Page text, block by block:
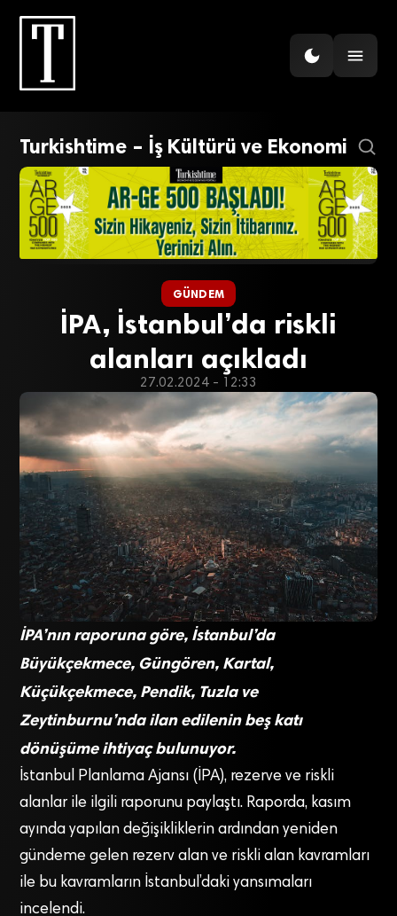
Turkishtime – İş Kültürü ve Ekonomi
GÜNDEM
İPA, İstanbul’da riskli
alanları açıkladı
27.02.2024 - 12:33
İPA’nın raporuna göre, İstanbul’da
Büyükçekmece, Güngören, Kartal,
Küçükçekmece, Pendik, Tuzla ve
Zeytinburnu’nda ilan edilenin beş katı
dönüşüme ihtiyaç bulunuyor.
İstanbul Planlama Ajansı (İPA), rezerve ve riskli
alanlar ile ilgili raporunu paylaştı. Raporda, kasım
ayında yapılan değişikliklerin ardından yeniden
gündeme gelen rezerv alan ve riskli alan kavramları
ile bu kavramların İstanbul’daki yansımaları
incelendi.